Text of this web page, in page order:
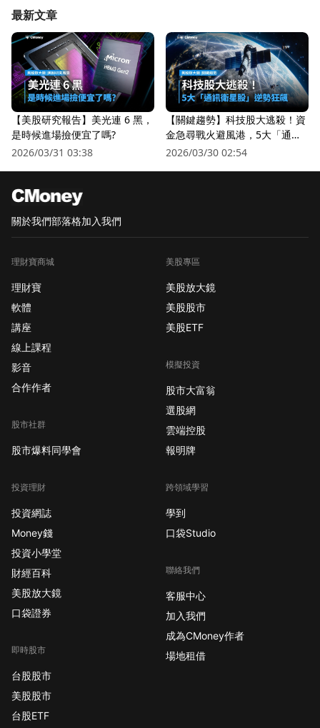
最新文章
【美股研究報告】美光連 6 黑，
是時候進場撿便宜了嗎?
2026/03/31 03:38
【關鍵趨勢】科技股大逃殺！資
金急尋戰火避風港，5大「通訊
衛星股」逆勢狂飆
2026/03/30 02:54
關於我們部落格加入我們
理財寶商城
理財寶
軟體
講座
線上課程
影音
合作作者
股市社群
股市爆料同學會
投資理財
投資網誌
Money錢
投資小學堂
財經百科
美股放大鏡
口袋證券
即時股市
台股股市
美股股市
台股ETF
美股專區
美股放大鏡
美股股市
美股ETF
模擬投資
股市大富翁
選股網
雲端控股
報明牌
跨領域學習
學到
口袋Studio
聯絡我們
客服中心
加入我們
成為CMoney作者
場地租借